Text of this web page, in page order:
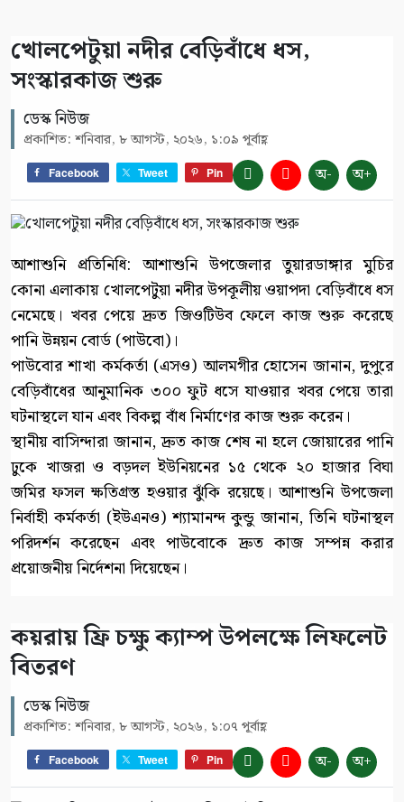
খোলপেটুয়া নদীর বেড়িবাঁধে ধস,
সংস্কারকাজ শুরু
ডেস্ক নিউজ
প্রকাশিত: শনিবার, ৮ আগস্ট, ২০২৬, ১:০৯ পূর্বাহ্ণ
Facebook Tweet Pin অ- অ+
আশাশুনি প্রতিনিধি: আশাশুনি উপজেলার তুয়ারডাঙ্গার মুচির
কোনা এলাকায় খোলপেটুয়া নদীর উপকূলীয় ওয়াপদা বেড়িবাঁধে ধস
নেমেছে। খবর পেয়ে দ্রুত জিওটিউব ফেলে কাজ শুরু করেছে
পানি উন্নয়ন বোর্ড (পাউবো)।
পাউবোর শাখা কর্মকর্তা (এসও) আলমগীর হোসেন জানান, দুপুরে
বেড়িবাঁধের আনুমানিক ৩০০ ফুট ধসে যাওয়ার খবর পেয়ে তারা
ঘটনাস্থলে যান এবং বিকল্প বাঁধ নির্মাণের কাজ শুরু করেন।
স্থানীয় বাসিন্দারা জানান, দ্রুত কাজ শেষ না হলে জোয়ারের পানি
ঢুকে খাজরা ও বড়দল ইউনিয়নের ১৫ থেকে ২০ হাজার বিঘা
জমির ফসল ক্ষতিগ্রস্ত হওয়ার ঝুঁকি রয়েছে। আশাশুনি উপজেলা
নির্বাহী কর্মকর্তা (ইউএনও) শ্যামানন্দ কুন্ডু জানান, তিনি ঘটনাস্থল
পরিদর্শন করেছেন এবং পাউবোকে দ্রুত কাজ সম্পন্ন করার
প্রয়োজনীয় নির্দেশনা দিয়েছেন।
কয়রায় ফ্রি চক্ষু ক্যাম্প উপলক্ষে লিফলেট
বিতরণ
ডেস্ক নিউজ
প্রকাশিত: শনিবার, ৮ আগস্ট, ২০২৬, ১:০৭ পূর্বাহ্ণ
Facebook Tweet Pin অ- অ+